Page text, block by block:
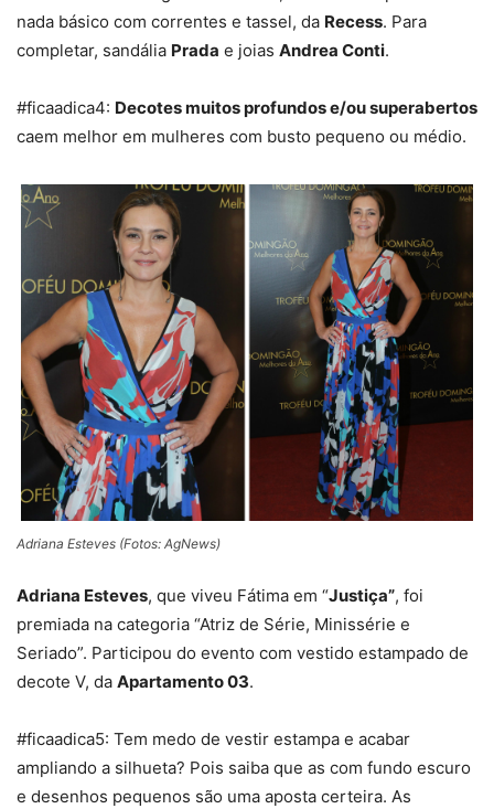
nada básico com correntes e tassel, da Recess. Para
completar, sandália Prada e joias Andrea Conti.
#ficaadica4: Decotes muitos profundos e/ou superabertos
caem melhor em mulheres com busto pequeno ou médio.
Adriana Esteves (Fotos: AgNews)
Adriana Esteves, que viveu Fátima em “Justiça”, foi
premiada na categoria “Atriz de Série, Minissérie e
Seriado”. Participou do evento com vestido estampado de
decote V, da Apartamento 03.
#ficaadica5: Tem medo de vestir estampa e acabar
ampliando a silhueta? Pois saiba que as com fundo escuro
e desenhos pequenos são uma aposta certeira. As